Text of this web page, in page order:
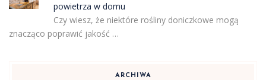
powietrza w domu
Czy wiesz, że niektóre rośliny doniczkowe mogą
znacząco poprawić jakość …
ARCHIWA